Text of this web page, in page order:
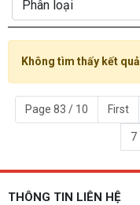
Không tìm thấy kết quả
Page 83 / 10 First
7
THÔNG TIN LIÊN HỆ